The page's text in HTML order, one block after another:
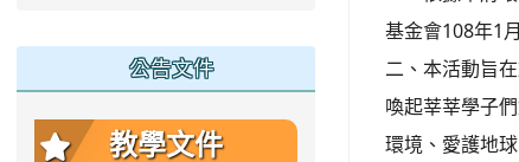
基金會108年1
二、本活動旨
喚起莘莘學子
環境、愛護地球
公告文件
教學文件